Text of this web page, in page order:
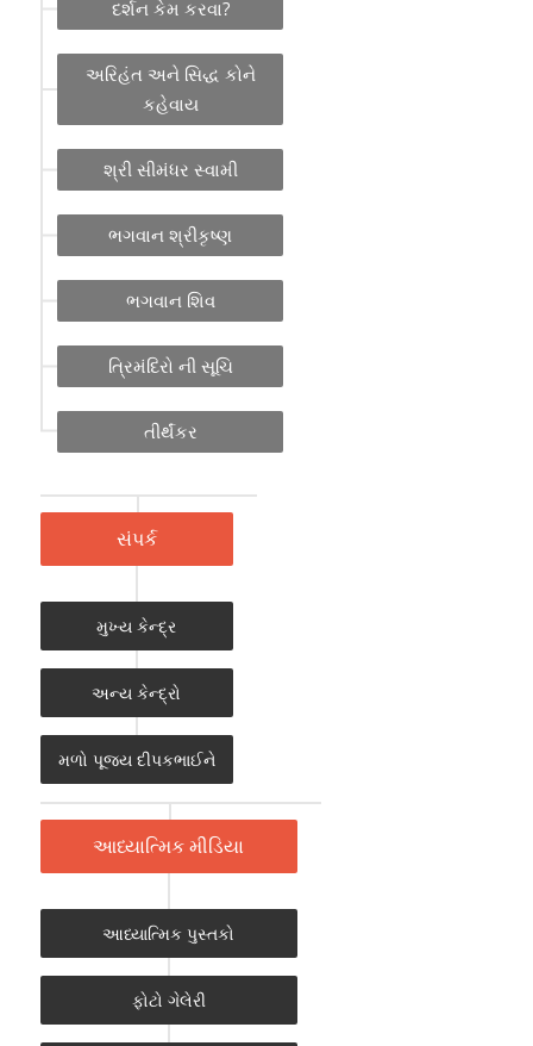
દર્શન કેમ કરવા?
અરિહંત અને સિદ્ધ કોને
કહેવાય
શ્રી સીમંધર સ્વામી
ભગવાન શ્રીકૃષ્ણ
ભગવાન શિવ
ત્રિમંદિરો ની સૂચિ
તીર્થંકર
સંપર્ક
મુખ્ય કેન્દ્ર
અન્ય કેન્દ્રો
મળો પૂજ્ય દીપકભાઈને
આધ્યાત્મિક મીડિયા
આધ્યાત્મિક પુસ્તકો
ફોટો ગેલેરી